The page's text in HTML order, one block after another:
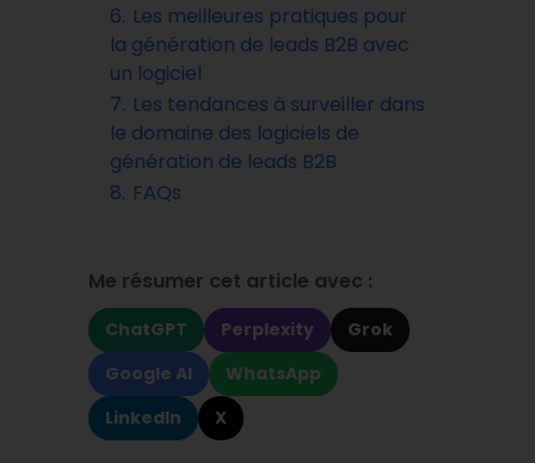
6. Les meilleures pratiques pour
la génération de leads B2B avec
un logiciel
7. Les tendances à surveiller dans
le domaine des logiciels de
génération de leads B2B
8. FAQs
Me résumer cet article avec :
ChatGPT Perplexity
Grok
Google AI
WhatsApp
LinkedIn
X